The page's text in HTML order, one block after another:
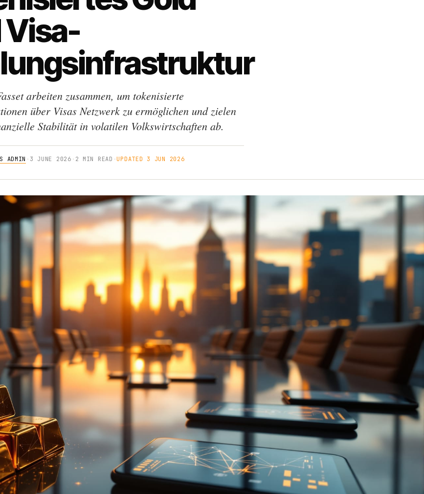
Visa-
arbeiten zusammen, um tokenisierte
über Visas Netzwerk zu ermöglichen und zielen
Stabilität in volatilen Volkswirtschaften ab.
ADMIN · 3 JUNE 2026 · 2 MIN READ ·UPDATED 3 JUN 2026